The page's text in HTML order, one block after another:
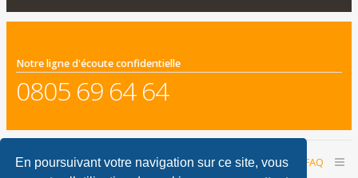
En poursuivant votre navigation sur ce site, vous
Notre ligne d'écoute confidentielle
0805 69 64 64
Accueil du forum FAQ
Nous contacter